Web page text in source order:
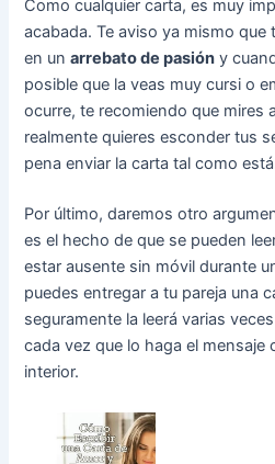
Como cualquier carta, es muy
acabada. Te aviso ya mismo que
en unarrebato de pasión y
posible que la veas muy cursi o
ocurre, te recomiendo que mires
realmente quieres esconder tus
pena enviar la carta tal como
Por último, daremos otro
es el hecho de que se pueden
estar ausente sin móvil durante
puedes entregar a tu pareja una
seguramente la leerá varias
cada vez que lo haga el mensaje
interior.